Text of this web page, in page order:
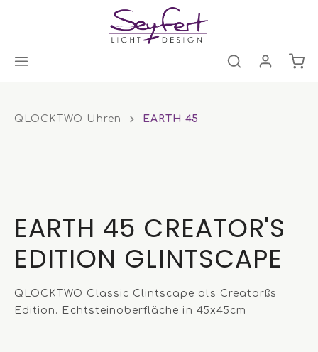
QLOCKTWO Uhren EARTH 45
EARTH 45 CREATOR'S
EDITION GLINTSCAPE
QLOCKTWO Classic Clintscape als Creatorßs
Edition. Echtsteinoberfläche in 45x45cm